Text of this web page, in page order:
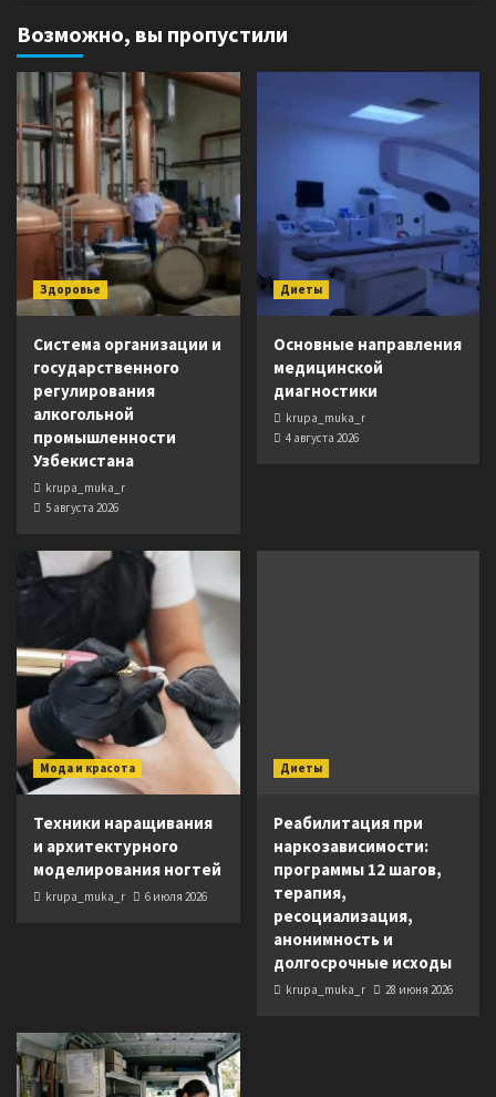
Возможно, вы пропустили
Здоровье
Система организации и
государственного
регулирования
алкогольной
промышленности
Узбекистана
krupa_muka_r
5 августа 2026
Диеты
Основные направления
медицинской
диагностики
krupa_muka_r
4 августа 2026
Мода и красота
Техники наращивания
и архитектурного
моделирования ногтей
krupa_muka_r 6 июля 2026
Диеты
Реабилитация при
наркозависимости:
программы 12 шагов,
терапия,
ресоциализация,
анонимность и
долгосрочные исходы
krupa_muka_r 28 июня 2026